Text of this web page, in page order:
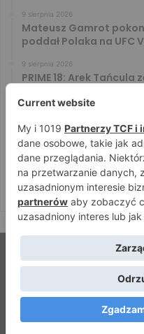
9 sierpnia 2026
Mateusz Gamrot
poddał Polaka na UFC
9 sierpnia 2026
PRIME 18: Arek
PRIME 18: Jacek
leciwego rywala
8 sierpnia 2026
PRIME 18: Mariusz
Team zwyciężył w 3.
© Strefamma.pl 2026,
Home